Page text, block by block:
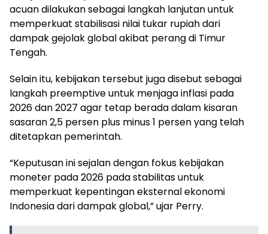
acuan dilakukan sebagai langkah lanjutan untuk
memperkuat stabilisasi nilai tukar rupiah dari
dampak gejolak global akibat perang di Timur
Tengah.
Selain itu, kebijakan tersebut juga disebut sebagai
langkah preemptive untuk menjaga inflasi pada
2026 dan 2027 agar tetap berada dalam kisaran
sasaran 2,5 persen plus minus 1 persen yang telah
ditetapkan pemerintah.
“Keputusan ini sejalan dengan fokus kebijakan
moneter pada 2026 pada stabilitas untuk
memperkuat kepentingan eksternal ekonomi
Indonesia dari dampak global,” ujar Perry.